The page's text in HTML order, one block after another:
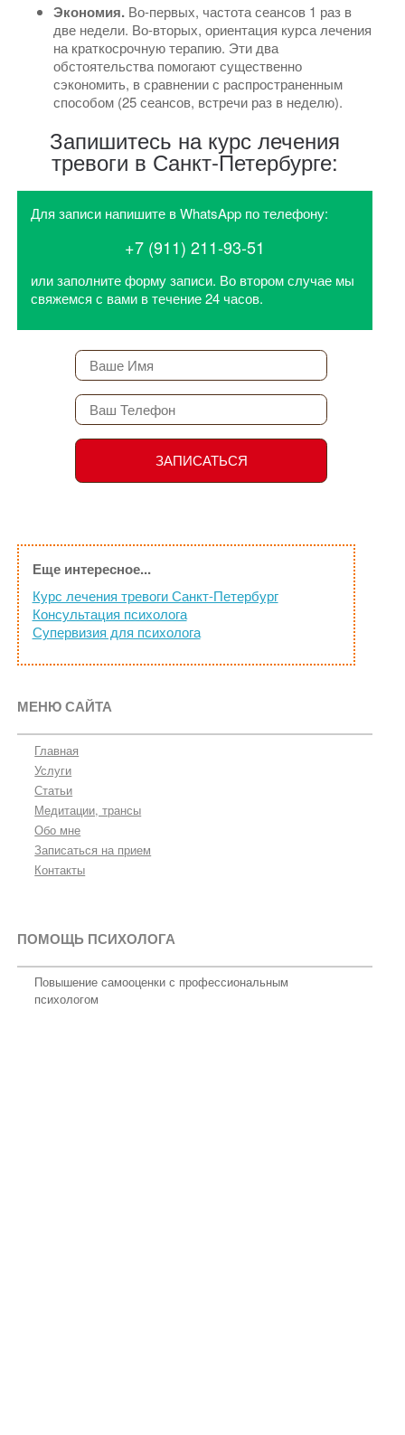
Экономия.Во-первых, частота сеансов 1 раз в
две недели. Во-вторых, ориентация курса лечения
на краткосрочную терапию. Эти два
обстоятельства помогают существенно
сэкономить, в сравнении с распространенным
способом (25 сеансов, встречи раз в неделю).
Запишитесь на курс лечения
тревоги в Санкт-Петербурге:
Для записи напишите в WhatsApp по телефону:
+7 (911) 211-93-51
или заполните форму записи. Во втором случае мы
свяжемся с вами в течение 24 часов.
Еще интересное...
Курс лечения тревоги Санкт-Петербург
Консультация психолога
Супервизия для психолога
МЕНЮ САЙТА
Главная
Услуги
Статьи
Медитации, трансы
Обо мне
Записаться на прием
Контакты
ПОМОЩЬ ПСИХОЛОГА
Повышение самооценки с профессиональным
психологом